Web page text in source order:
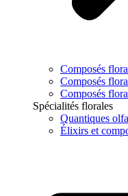
Composés
Composés
Composés
Spécialités florales
Quantiques
Élixirs et